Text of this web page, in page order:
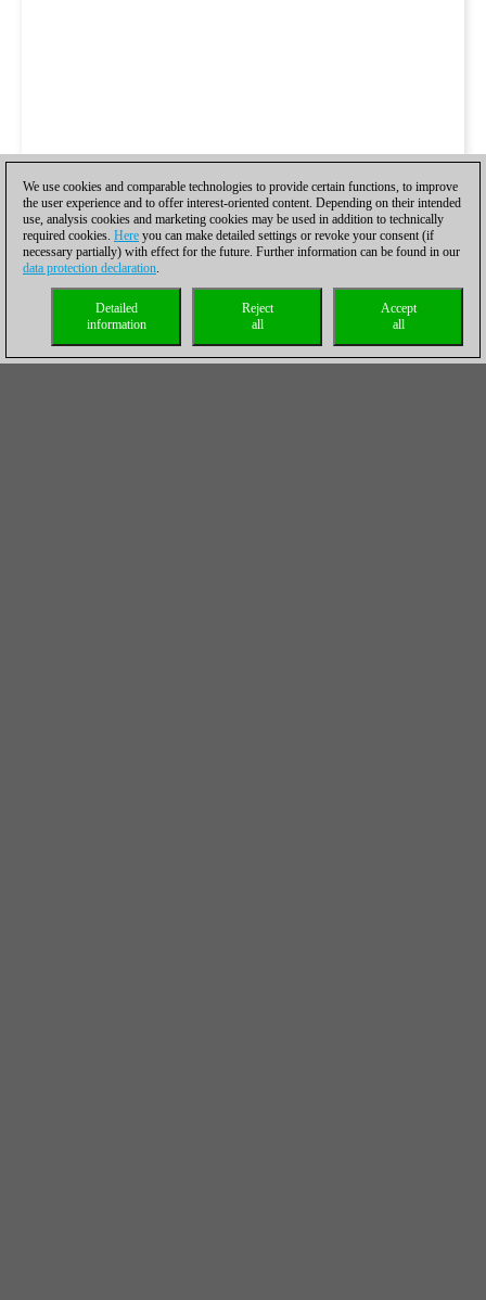
We use cookies and comparable technologies to provide certain functions, to improve
the user experience and to offer interest-oriented content. Depending on their intended
use, analysis cookies and marketing cookies may be used in addition to technically
required cookies. Here you can make detailed settings or revoke your consent (if
necessary partially) with effect for the future. Further information can be found in our
data protection declaration.
Accept
all
Reject
all
Detailed
information